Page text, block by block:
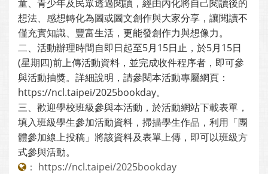
童、青少年及民眾透過閱讀，經由內化將自己閱讀後的
想法、感想轉化為圖或圖文創作與大家分享，讓閱讀不
僅充實知識、豐富生活，更能發創作力與想像力。
二、活動辦理時間自即日起至5月15日止，於5月15日
(星期四)前上傳活動資料，並完成收件程序者，即可參
與活動抽獎。詳細說明，請參閱本活動專屬網頁：
https://ncl.taipei/2025bookday。
三、歡迎學校班級參與本活動，於活動網站下載表單，
填入班級學生參加活動資料，掃描學生作品，利用「團
體參加線上投稿」將該資料及表單上傳，即可以班級方
式參與活動。
： https://ncl.taipei/2025bookday